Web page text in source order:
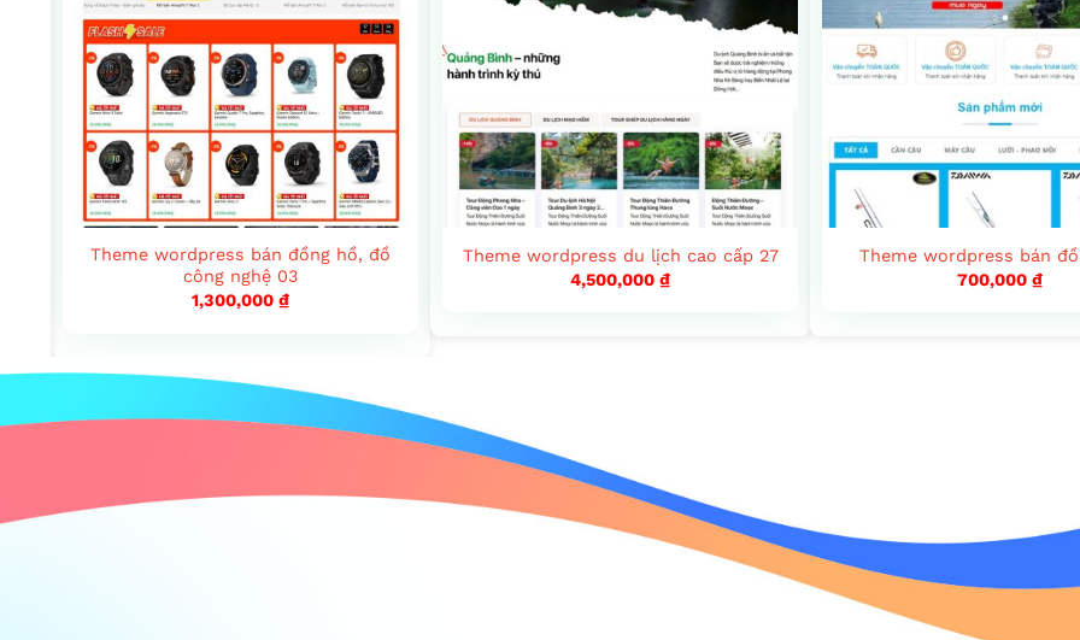
Theme wordpress bán đồng hồ, đồ
công nghệ 03
1,300,000 ₫
Theme wordpress du lịch cao cấp 27
4,500,000 ₫
Theme wordpress bán
700,000 ₫